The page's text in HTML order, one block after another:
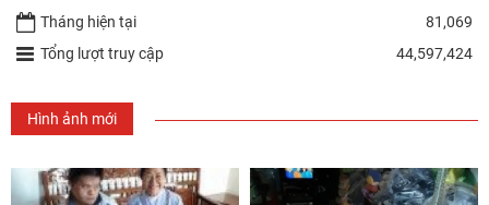
Tháng hiện tại
81,069
Tổng lượt truy cập
44,597,424
Hình ảnh mới